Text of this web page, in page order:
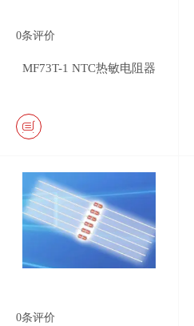
0条评价
MF73T-1 NTC热敏电阻器
0条评价